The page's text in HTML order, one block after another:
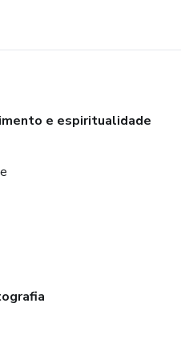
e espiritualidade